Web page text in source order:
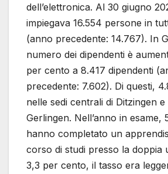
dell’elettronica. Al 30 giugno
impiegava 16.554 persone in
(anno precedente: 14.767). In
numero dei dipendenti è
per cento a 8.417 dipendenti
precedente: 7.602). Di questi,
nelle sedi centrali di Ditzingen e
Gerlingen. Nell’anno in esame,
hanno completato un
corso di studi presso la doppia
3,3 per cento, il tasso era